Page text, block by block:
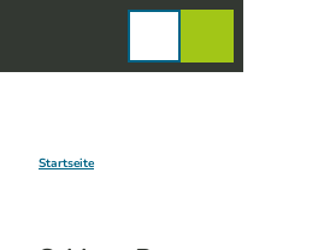
Startseite